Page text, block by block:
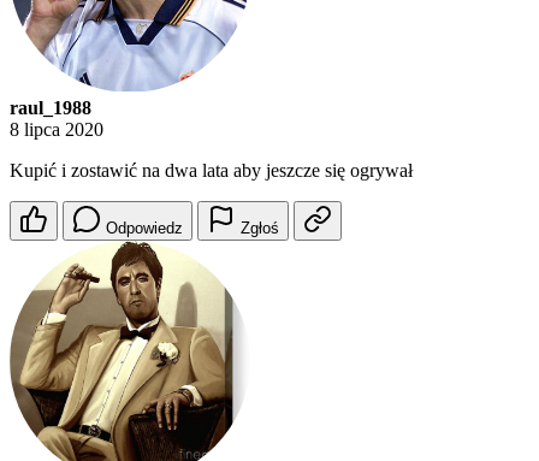
raul_1988
8 lipca 2020
Kupić i zostawić na dwa lata aby jeszcze się ogrywał
Odpowiedz Zgłoś